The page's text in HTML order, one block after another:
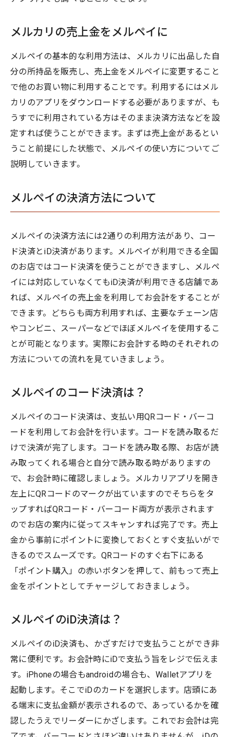
メルカリの売上金をメルペイに
メルペイの基本的な利用方法は、メルカリに出品した自
分の所持品を販売し、売上金をメルペイに変更すること
で他のお買い物に利用することです。利用するにはメル
カリのアプリをダウンロードする必要がありますが、も
うすでに利用されている方はそのまま決済方法などを設
定すれば使うことができます。まずは売上金があるとい
うこと前提にした状態で、メルペイの使い方についてご
説明していきます。
メルペイの決済方法について
メルペイの決済方法には2通りの利用方法があり、コー
ド決済とiD決済があります。メルペイが利用できる全国
のお店ではコード決済を使うことができますし、メルペ
イには対応していなくてもiD決済が利用できる店舗であ
れば、メルペイの売上金を利用してお会計をすることが
できます。どちらも両方利用すれば、主要なチェーン店
やコンビニ、スーパーなどでほぼメルペイを使用するこ
とが可能となります。実際にお会計する時のそれぞれの
方法についての流れを見ていきましょう。
メルペイのコード決済は？
メルペイのコード決済は、支払い用QRコード・バーコ
ードを利用してお会計を行います。コードを読み取るだ
けで決済が完了します。コードを読み取る際、お店が読
み取ってくれる場合と自分で読み取る時がありますの
で、お会計時に確認しましょう。メルカリアプリを開き
左上にQRコードのマークが出ていますのでそちらをタ
ップすればQRコード・バーコード両方が表示されます
のでお店の案内に従ってスキャンすれば完了です。売上
金から事前にポイントに変換しておくとすぐ支払いがで
きるのでスムーズです。QRコードのすぐ右下にある
「ポイント購入」の赤いボタンを押して、前もって売上
金をポイントとしてチャージしておきましょう。
メルペイのiD決済は？
メルペイのiD決済も、かざすだけで支払うことができ非
常に便利です。お会計時にiDで支払う旨をレジで伝えま
す。iPhoneの場合もandroidの場合も、Walletアプリを
起動します。そこでiDのカードを選択します。店頭にあ
る端末に支払金額が表示されるので、あっているかを確
認したうえでリーダーにかざします。これでお会計は完